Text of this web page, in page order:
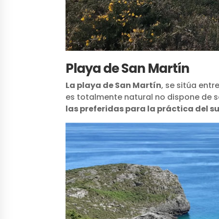
Playa de San Martín
La playa de San Martín, se sitúa
es totalmente natural no dispone de
las preferidas para la práctica del